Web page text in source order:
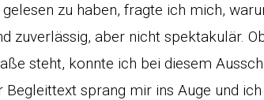
zu haben, fragte ich mich,
zuverlässig, aber nicht spektakulär.
steht, konnte ich bei diesem
Begleittext sprang mir ins Auge und